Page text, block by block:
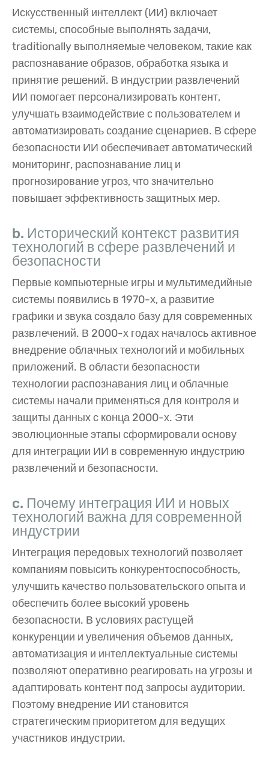
Искусственный интеллект (ИИ) включает
системы, способные выполнять задачи,
traditionally выполняемые человеком, такие как
распознавание образов, обработка языка и
принятие решений. В индустрии развлечений
ИИ помогает персонализировать контент,
улучшать взаимодействие с пользователем и
автоматизировать создание сценариев. В сфере
безопасности ИИ обеспечивает автоматический
мониторинг, распознавание лиц и
прогнозирование угроз, что значительно
повышает эффективность защитных мер.
b. Исторический контекст развития
технологий в сфере развлечений и
безопасности
Первые компьютерные игры и мультимедийные
системы появились в 1970-х, а развитие
графики и звука создало базу для современных
развлечений. В 2000-х годах началось активное
внедрение облачных технологий и мобильных
приложений. В области безопасности
технологии распознавания лиц и облачные
системы начали применяться для контроля и
защиты данных с конца 2000-х. Эти
эволюционные этапы сформировали основу
для интеграции ИИ в современную индустрию
развлечений и безопасности.
c. Почему интеграция ИИ и новых
технологий важна для современной
индустрии
Интеграция передовых технологий позволяет
компаниям повысить конкурентоспособность,
улучшить качество пользовательского опыта и
обеспечить более высокий уровень
безопасности. В условиях растущей
конкуренции и увеличения объемов данных,
автоматизация и интеллектуальные системы
позволяют оперативно реагировать на угрозы и
адаптировать контент под запросы аудитории.
Поэтому внедрение ИИ становится
стратегическим приоритетом для ведущих
участников индустрии.